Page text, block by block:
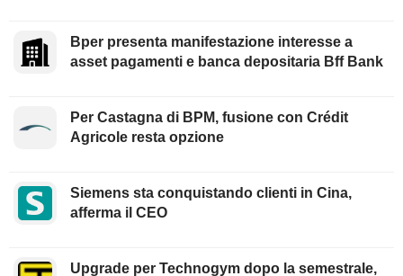
Bper presenta manifestazione interesse a
asset pagamenti e banca depositaria Bff Bank
Per Castagna di BPM, fusione con Crédit
Agricole resta opzione
Siemens sta conquistando clienti in Cina,
afferma il CEO
Upgrade per Technogym dopo la semestrale,